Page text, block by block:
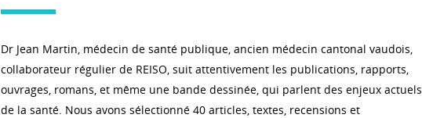
Dr Jean Martin, médecin de santé publique, ancien médecin cantonal vaudois,
collaborateur régulier de REISO, suit attentivement les publications, rapports,
ouvrages, romans, et même une bande dessinée, qui parlent des enjeux actuels
de la santé. Nous avons sélectionné 40 articles, textes, recensions et